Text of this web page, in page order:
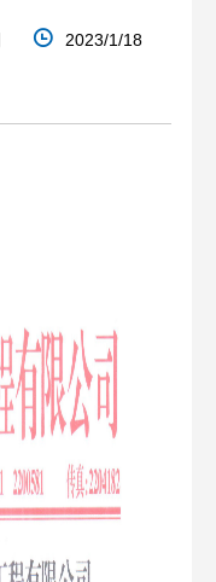
2023/1/18